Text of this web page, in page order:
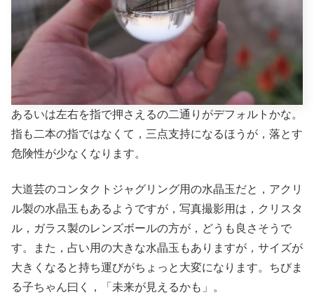
あるいは左右を指で押さえるの二通りがデフォルトかな。
指も二本の指ではなくて，三点支持になるほうが，落とす
危険性が少なくなります。
大道芸のコンタクトジャグリング用の水晶玉だと，アクリ
ル製の水晶玉もあるようですが，写真撮影用は，クリスタ
ル，ガラス製のレンズボールの方が，どうも良さそうで
す。また，占い用の大きな水晶玉もありますが，サイズが
大きくなると持ち運びがちょっと大変になります。ちびま
る子ちゃん曰く，「未来が見えるかも」。